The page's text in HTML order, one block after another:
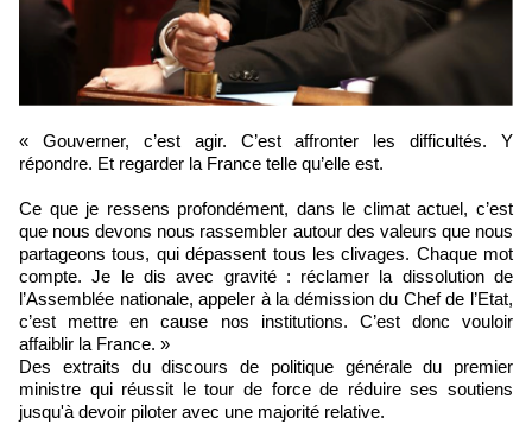
« Gouverner, c’est agir. C’est affronter les difficultés. Y
répondre. Et regarder la France telle qu’elle est.
Ce que je ressens profondément, dans le climat actuel, c’est
que nous devons nous rassembler autour des valeurs que nous
partageons tous, qui dépassent tous les clivages. Chaque mot
compte. Je le dis avec gravité : réclamer la dissolution de
l’Assemblée nationale, appeler à la démission du Chef de l’Etat,
c’est mettre en cause nos institutions. C’est donc vouloir
affaiblir la France. »
Des extraits du discours de politique générale du premier
ministre qui réussit le tour de force de réduire ses soutiens
jusqu'à devoir piloter avec une majorité relative.